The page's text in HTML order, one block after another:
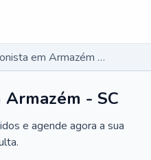
Nutricionista em Armazém - SC
- SC
e agende agora a sua